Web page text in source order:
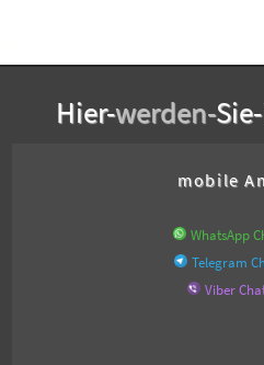
Hier-werden-Sie-
mobile
WhatsApp
Telegram
Viber